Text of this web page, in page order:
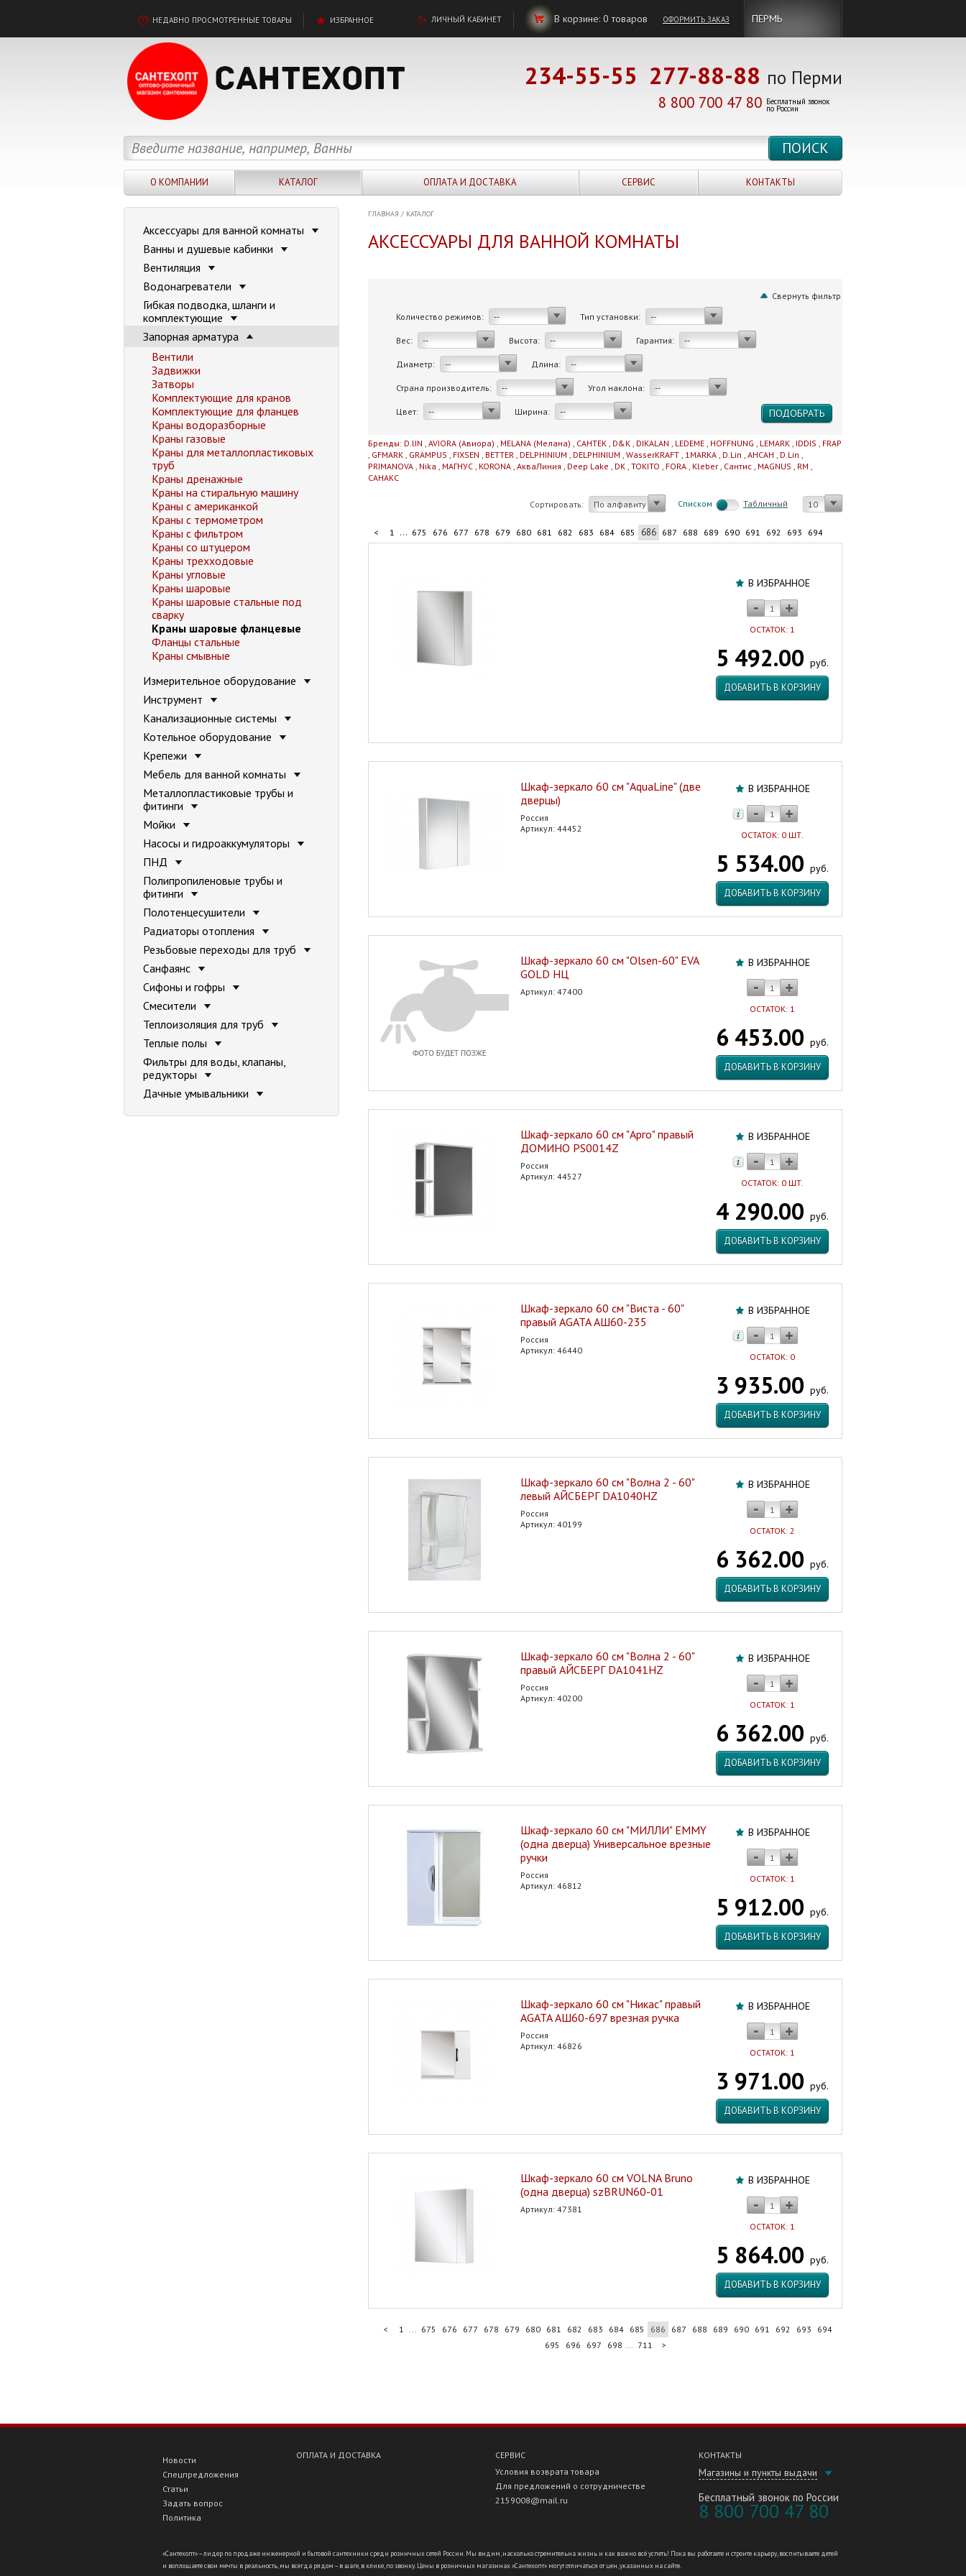
НЕДАВНО ПРОСМОТРЕННЫЕ ТОВАРЫ ИЗБРАННОЕ ЛИЧНЫЙ КАБИНЕТ В корзине: 0товаров ОФОРМИТЬ ЗАКАЗ ПЕРМЬ
234-55-55 277-88-88 по Перми
8 800 700 47 80 Бесплатный звонок
по России
О КОМПАНИИ КАТАЛОГ ОПЛАТА И ДОСТАВКА СЕРВИС КОНТАКТЫ
ГЛАВНАЯ / КАТАЛОГ
АКСЕССУАРЫ ДЛЯ ВАННОЙ КОМНАТЫ
Свернуть фильтр
Количество режимов:
-- Тип установки: --
Вес: -- Высота: -- Гарантия: --
Диаметр: -- Длина: --
Страна производитель: -- Угол наклона: --
Цвет: -- Ширина: --
Бренды: D.lIN , AVIORA (Авиора) , MELANA (Мелана) , САНТЕК , D&K , DIKALAN , LEDEME , HOFFNUNG , LEMARK , IDDIS , FRAP
, GFMARK , GRAMPUS , FIXSEN , BETTER , DELPHINIUM , DELPHINIUM , WasserKRAFT , 1MARKA , D.Lin , AHCAH , D.Lin ,
PRIMANOVA , Nika , МАГНУС , KORONA , АкваЛиния , Deep Lake , DK , TOKITO , FORA , Kleber , Сантис , MAGNUS , RM ,
САНАКС
Сортировать: По алфавиту Cписком Табличный 10
< 1 ... 675 676 677 678 679 680 681 682 683 684 685 686 687 688 689 690 691 692 693
694
В ИЗБРАННОЕ
ОСТАТОК: 1
5 492.00 руб.
ДОБАВИТЬ В КОРЗИНУ
В ИЗБРАННОЕ
ОСТАТОК: 0 ШТ.
5 534.00 руб.
ДОБАВИТЬ В КОРЗИНУ
Шкаф-зеркало 60 см "AquaLine" (две
дверцы)
Россия
Артикул: 44452
В ИЗБРАННОЕ
ОСТАТОК: 1
6 453.00 руб.
ДОБАВИТЬ В КОРЗИНУ
Шкаф-зеркало 60 см "Olsen-60" EVA
GOLD НЦ
Артикул: 47400
В ИЗБРАННОЕ
ОСТАТОК: 0 ШТ.
4 290.00 руб.
ДОБАВИТЬ В КОРЗИНУ
Шкаф-зеркало 60 см "Арго" правый
ДОМИНО PS0014Z
Россия
Артикул: 44527
В ИЗБРАННОЕ
ОСТАТОК: 0
3 935.00 руб.
ДОБАВИТЬ В КОРЗИНУ
Шкаф-зеркало 60 см "Виста - 60"
правый AGATA АШ60-235
Россия
Артикул: 46440
В ИЗБРАННОЕ
ОСТАТОК: 2
6 362.00 руб.
ДОБАВИТЬ В КОРЗИНУ
Шкаф-зеркало 60 см "Волна 2 - 60"
левый АЙСБЕРГ DA1040HZ
Россия
Артикул: 40199
В ИЗБРАННОЕ
ОСТАТОК: 1
6 362.00 руб.
ДОБАВИТЬ В КОРЗИНУ
Шкаф-зеркало 60 см "Волна 2 - 60"
правый АЙСБЕРГ DA1041HZ
Россия
Артикул: 40200
В ИЗБРАННОЕ
ОСТАТОК: 1
5 912.00 руб.
ДОБАВИТЬ В КОРЗИНУ
Шкаф-зеркало 60 см "МИЛЛИ" EMMY
(одна дверца) Универсальное врезные
ручки
Россия
Артикул: 46812
В ИЗБРАННОЕ
ОСТАТОК: 1
3 971.00 руб.
ДОБАВИТЬ В КОРЗИНУ
Шкаф-зеркало 60 см "Никас" правый
AGATA АШ60-697 врезная ручка
Россия
Артикул: 46826
В ИЗБРАННОЕ
ОСТАТОК: 1
5 864.00 руб.
ДОБАВИТЬ В КОРЗИНУ
Шкаф-зеркало 60 см VOLNA Bruno
(одна дверца) szBRUN60-01
Артикул: 47381
< 1 ... 675 676 677 678 679 680 681 682 683 684 685 686 687 688 689 690 691 692 693
694
695
696 697 698 ... 711 >
Аксессуары для ванной комнаты
Ванны и душевые кабинки
Вентиляция
Водонагреватели
Гибкая подводка, шланги и
комплектующие
Запорная арматура
Вентили
Задвижки
Затворы
Комплектующие для кранов
Комплектующие для фланцев
Краны водоразборные
Краны газовые
Краны для металлопластиковых
труб
Краны дренажные
Краны на стиральную машину
Краны с американкой
Краны с термометром
Краны с фильтром
Краны со штуцером
Краны трехходовые
Краны угловые
Краны шаровые
Краны шаровые стальные под
сварку
Краны шаровые фланцевые
Фланцы стальные
Краны смывные
Измерительное оборудование
Инструмент
Канализационные системы
Котельное оборудование
Крепежи
Мебель для ванной комнаты
Металлопластиковые трубы и
фитинги
Мойки
Насосы и гидроаккумуляторы
ПНД
Полипропиленовые трубы и
фитинги
Полотенцесушители
Радиаторы отопления
Резьбовые переходы для труб
Санфаянс
Сифоны и гофры
Смесители
Теплоизоляция для труб
Теплые полы
Фильтры для воды, клапаны,
редукторы
Дачные умывальники
КОНТАКТЫ
Магазины и пункты выдачи
Бесплатный звонок по России
8 800 700 47 80
Новости
Спецпредложения
Статьи
Задать вопрос
Политика
ОПЛАТА И ДОСТАВКА
СЕРВИС
Условия возврата товара
Для предложений о сотрудничестве
2159008@mail.ru
«Сантехопт» – лидер по продаже инженерной и бытовой сантехники среди розничных сетей России. Мы видим, насколько стремительна жизнь и как важно всё успеть! Пока вы работаете и строите карьеру, воспитываете детей
и воплощаете свои мечты в реальность, мы всегда рядом – в шаге, в клике, по звонку. Цены в розничных магазинах «Сантехопт» могут отличаться от цен, указанных на сайте.